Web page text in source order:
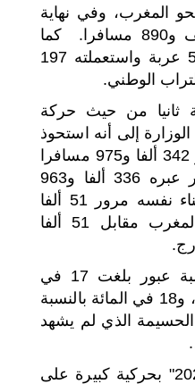
مسافرا نحو المغرب، وفي نهاية
الفترة غادر منه 802 ألف و890 مسافرا. كما
عبرت منه 215 ألفا و531 عربة واستعملته 197
ثانيا من حيث حركة
إلى أنه استحوذ
على 24 في المائة، بعبور 342 ألفا و975 مسافرا
في اتجاه المغرب، وغادر عبره 336 ألفا و963
مسافرا، بينما سجل الميناء نفسه مرور 51 ألفا
و868 عربة في اتجاه المغرب مقابل 51 ألفا
وسجل ميناء الناظور نسبة عبور بلغت 17 في
المائة بالنسبة للمسافرين، و18 في المائة بالنسبة
الحسيمة الذي لم يشهد
وتميزت عملية "مرحبا 2023" بحركية كبيرة على